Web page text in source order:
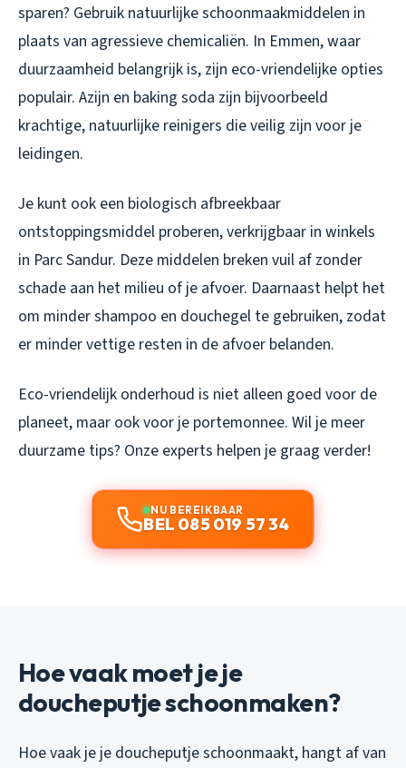
sparen? Gebruik natuurlijke schoonmaakmiddelen in
plaats van agressieve chemicaliën. In Emmen, waar
duurzaamheid belangrijk is, zijn eco-vriendelijke opties
populair. Azijn en baking soda zijn bijvoorbeeld
krachtige, natuurlijke reinigers die veilig zijn voor je
leidingen.
Je kunt ook een biologisch afbreekbaar
ontstoppingsmiddel proberen, verkrijgbaar in winkels
in Parc Sandur. Deze middelen breken vuil af zonder
schade aan het milieu of je afvoer. Daarnaast helpt het
om minder shampoo en douchegel te gebruiken, zodat
er minder vettige resten in de afvoer belanden.
Eco-vriendelijk onderhoud is niet alleen goed voor de
planeet, maar ook voor je portemonnee. Wil je meer
duurzame tips? Onze experts helpen je graag verder!
NU BEREIKBAAR
BEL 085 019 57 34
Hoe vaak moet je je
doucheputje schoonmaken?
Hoe vaak je je doucheputje schoonmaakt, hangt af van